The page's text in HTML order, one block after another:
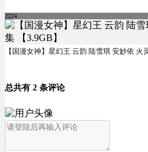
2224
【国漫女神】星幻王 云韵 陆雪琪 安妙依 火
总共有 2 条评论